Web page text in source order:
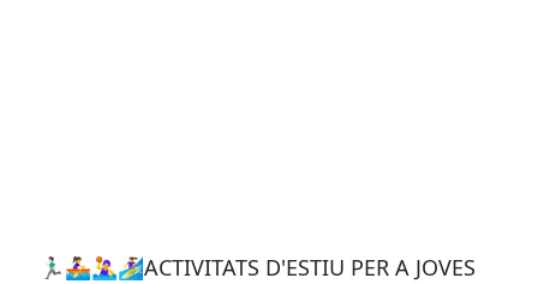
🏃🏻‍♂️🚣‍♀️🤽‍♀️🏄‍♀️ACTIVITATS D'ESTIU PER A JOVES